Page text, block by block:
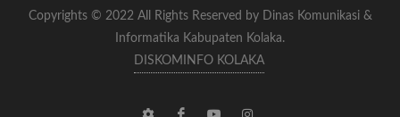
Copyrights © 2022 All Rights Reserved by Dinas Komunikasi &
Informatika Kabupaten Kolaka.
DISKOMINFO KOLAKA